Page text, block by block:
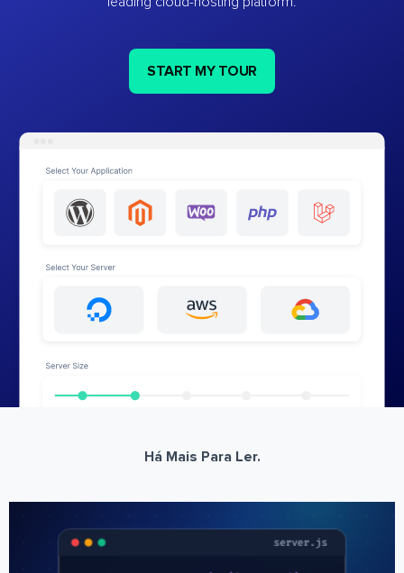
START MY TOUR
Há Mais Para Ler.